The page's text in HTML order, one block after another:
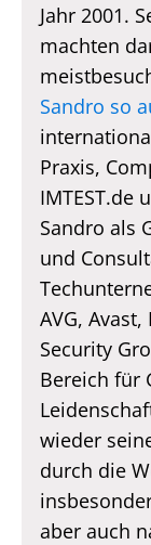
Jahr 2001.
machten
Sandro so
Praxis,
IMTEST.de
Sandro als
und
AVG,
Security
Bereich für
wieder
durch die
aber auch